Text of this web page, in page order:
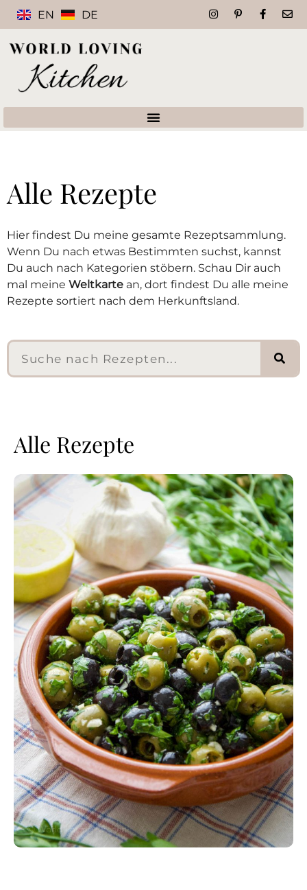
EN DE
Alle Rezepte
Hier findest Du meine gesamte Rezeptsammlung.
Wenn Du nach etwas Bestimmten suchst, kannst
Du auch nach Kategorien stöbern. Schau Dir auch
mal meine Weltkarte an, dort findest Du alle meine
Rezepte sortiert nach dem Herkunftsland.
Alle Rezepte